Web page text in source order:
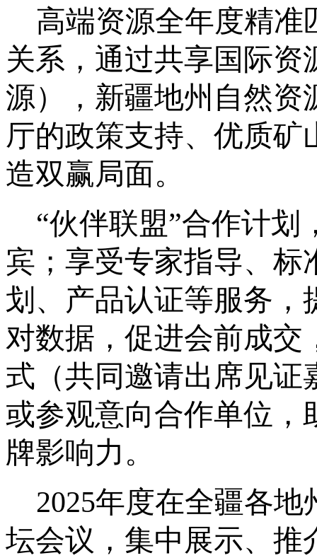
高端资源全年度精准
关系，通过共享国际
源），新疆地州自然资
厅的政策支持、优质矿
造双赢局面。
“伙伴联盟”合作计
宾；享受专家指导、标
划、产品认证等服务，
对数据，促进会前成交
式（共同邀请出席见证
或参观意向合作单位，
牌影响力。
2025年度在全疆各
坛会议，集中展示、推